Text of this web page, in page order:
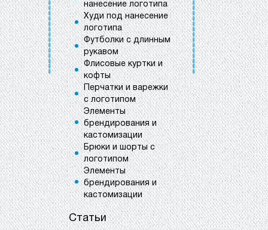
нанесение логотипа
Худи под нанесение
логотипа
Футболки с длинным
рукавом
Флисовые куртки и
кофты
Перчатки и варежки
с логотипом
Элементы
брендирования и
кастомизации
Брюки и шорты с
логотипом
Элементы
брендирования и
кастомизации
Статьи